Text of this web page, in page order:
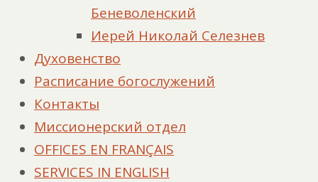
Беневоленский
Иерей Николай Селезнев
Духовенство
Расписание богослужений
Контакты
Миссионерский отдел
OFFICES EN FRANÇAIS
SERVICES IN ENGLISH